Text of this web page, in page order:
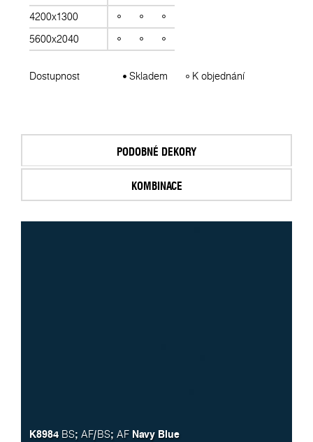
4200x1300
5600x2040
Dostupnost Skladem K objednání
PODOBNÉ DEKORY
KOMBINACE
K8984 BS; AF/BS; AF Navy Blue